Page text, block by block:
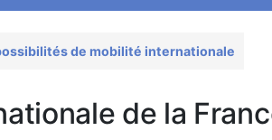
de mobilité internationale
de la